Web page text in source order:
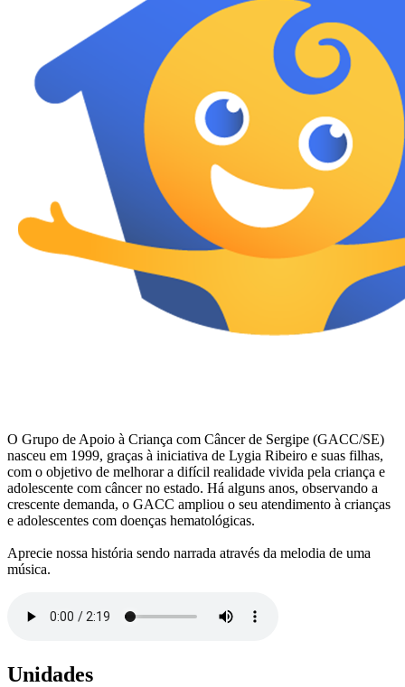
O Grupo de Apoio à Criança com Câncer de Sergipe (GACC/SE)
nasceu em 1999, graças à iniciativa de Lygia Ribeiro e suas filhas,
com o objetivo de melhorar a difícil realidade vivida pela criança e
adolescente com câncer no estado. Há alguns anos, observando a
crescente demanda, o GACC ampliou o seu atendimento à crianças
e adolescentes com doenças hematológicas.
Aprecie nossa história sendo narrada através da melodia de uma
música.
Unidades